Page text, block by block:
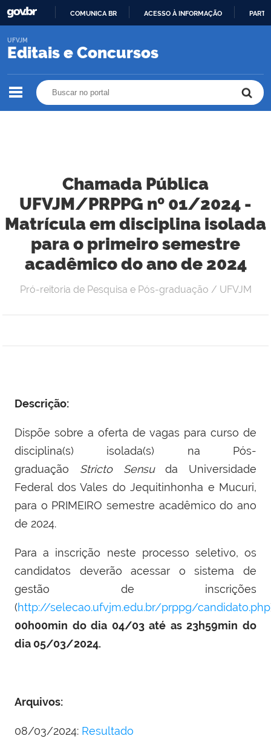
O
COMUNICA BR ACESSO À INFORMAÇÃO
Editais e Concursos
UFVJM
Chamada Pública
UFVJM/PRPPG nº 01/2024 -
Matrícula em disciplina isolada
para o primeiro semestre
acadêmico do ano de 2024
Pró-reitoria de Pesquisa e Pós-graduação / UFVJM
Descrição:
Dispõe sobre a oferta de vagas para curso de
disciplina(s) isolada(s) na Pós-
graduação Stricto Sensuda Universidade
Federal dos Vales do Jequitinhonha e Mucuri,
para o PRIMEIRO semestre acadêmico do ano
de 2024.
Para a inscrição neste processo seletivo, os
candidatos deverão acessar o sistema de
gestão de inscrições
(http://selecao.ufvjm.edu.br/prppg/candidato.php
00h00min do dia 04/03até as 23h59min do
dia 05/03/2024.
Arquivos:
08/03/2024: Resultado